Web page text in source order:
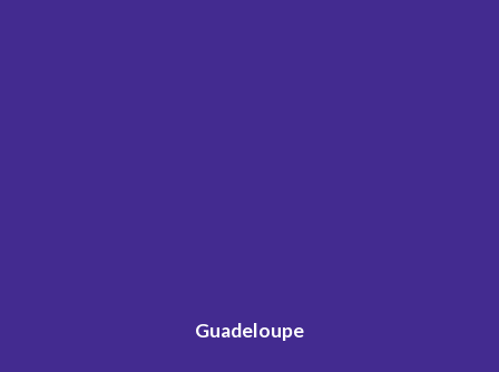
Guadeloupe